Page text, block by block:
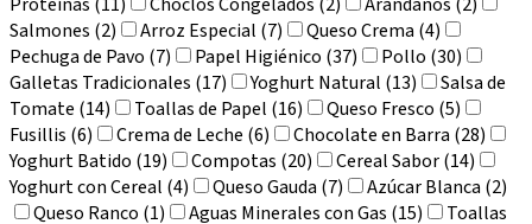
Salmones (2)
Arroz Especial (7)
Queso Crema (4)
Pechuga de Pavo (7)
Papel Higiénico (37)
Pollo (30)
Galletas Tradicionales (17)
Yoghurt Natural (13)
Salsa de
Tomate (14)
Toallas de Papel (16)
Queso Fresco (5)
Fusillis (6)
Crema de Leche (6)
Chocolate en Barra (28)
Yoghurt Batido (19)
Compotas (20)
Cereal Sabor (14)
Yoghurt con Cereal (4)
Queso Gauda (7)
Azúcar Blanca (2)
Queso Ranco (1)
Aguas Minerales con Gas (15)
Toallas